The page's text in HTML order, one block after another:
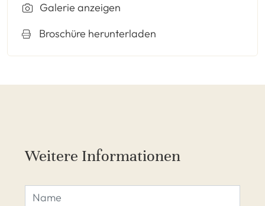
Galerie anzeigen
Broschüre herunterladen
Weitere Informationen